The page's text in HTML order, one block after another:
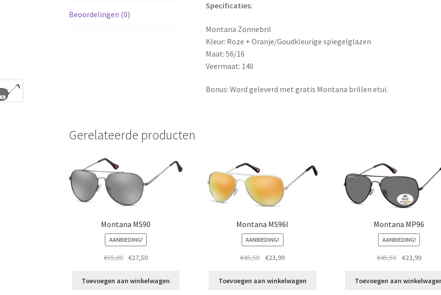
Beoordelingen (0)
Specificaties:
Montana Zonnebril
Kleur: Roze + Oranje/Goudkleurige spiegelglazen
Maat: 56/16
Veermaat: 140
Bonus: Word geleverd met gratis Montana brillen etui.
Gerelateerde producten
Montana MS90
AANBIEDING!
€55,00
Oorspronkelijke
was:
€27,50Huidige
is:
Toevoegen aan winkelwagen
Montana MS96I
AANBIEDING!
€45,50
Oorspronkelijke
was:
€23,99Huidige
is:
Toevoegen aan winkelwagen
Montana MP96
AANBIEDING!
€45,50
Oorspronkelijke
was:
€23,99Huidige
is:
Toevoegen aan